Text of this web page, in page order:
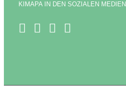
KIMAPA IN DEN SOZIALEN MEDIEN